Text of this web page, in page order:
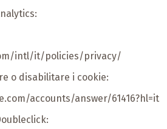
intl/it/policies/privacy/
o disabilitare i cookie:
accounts/answer/61416?hl=it